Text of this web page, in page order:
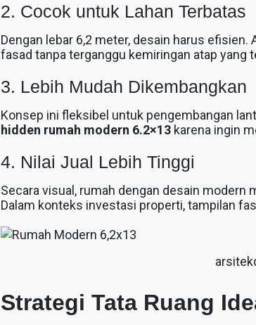
2. Cocok untuk Lahan Terbatas
Dengan lebar 6,2 meter, desain harus
fasad tanpa terganggu kemiringan atap yang
3. Lebih Mudah Dikembangkan
Konsep ini fleksibel untuk pengembangan
hidden rumah modern 6.2×13karena ingin
4. Nilai Jual Lebih Tinggi
Secara visual, rumah dengan desain modern
Dalam konteks investasi properti, tampilan
Strategi Tata Ruang